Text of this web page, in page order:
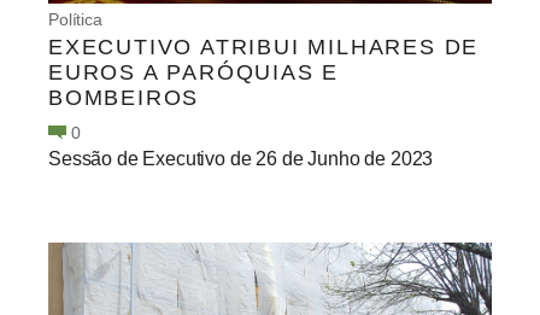
Política
EXECUTIVO ATRIBUI MILHARES DE
EUROS A PARÓQUIAS E
BOMBEIROS
0
Sessão de Executivo de 26 de Junho de 2023